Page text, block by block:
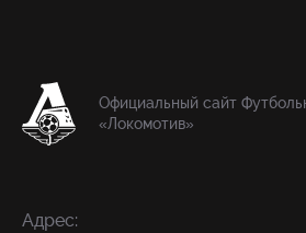
Официальный сайт
«Локомотив»
Адрес: